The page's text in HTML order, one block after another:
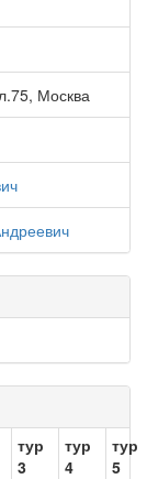
Москва
тур
3
тур
4
тур
5